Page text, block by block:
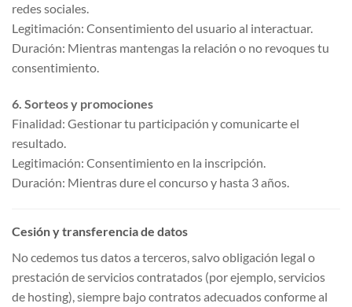
redes sociales.
Legitimación: Consentimiento del usuario al interactuar.
Duración: Mientras mantengas la relación o no revoques tu
consentimiento.
6. Sorteos y promociones
Finalidad: Gestionar tu participación y comunicarte el
resultado.
Legitimación: Consentimiento en la inscripción.
Duración: Mientras dure el concurso y hasta 3 años.
Cesión y transferencia de datos
No cedemos tus datos a terceros, salvo obligación legal o
prestación de servicios contratados (por ejemplo, servicios
de hosting), siempre bajo contratos adecuados conforme al